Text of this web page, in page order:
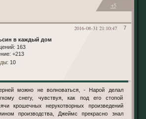
+5
7
2016-08-31 21:10:47
в каждый дом
163
+213
: 10
снегу, чувствуя, как под его стопой
крошечных нерукотворных произведений
производства, Джеймс прекрасно знал